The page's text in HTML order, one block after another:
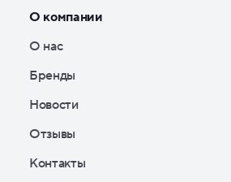
О компании
О нас
Бренды
Новости
Отзывы
Контакты